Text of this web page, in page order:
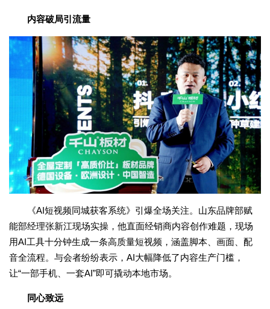
内容破局引流量
《AI短视频同城获客系统》引爆全场关注。山东品牌部赋
能部经理张新江现场实操，他直面经销商内容创作难题，现场
用AI工具十分钟生成一条高质量短视频，涵盖脚本、画面、配
音全流程。与会者纷纷表示，AI大幅降低了内容生产门槛，
让“一部手机、一套AI”即可撬动本地市场。
同心致远